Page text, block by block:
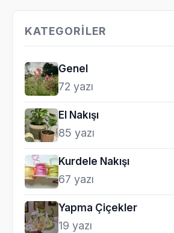
KATEGORILER
Genel
72 yazı
El Nakışı
85 yazı
Kurdele Nakışı
67 yazı
Yapma Çiçekler
19 yazı